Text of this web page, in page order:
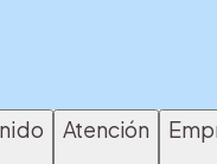
Atención